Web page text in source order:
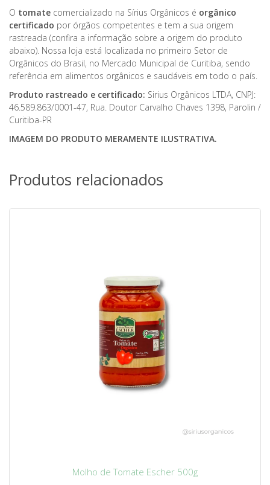
O tomate comercializado na Sírius Orgânicos é orgânico
certificado por órgãos competentes e tem a sua origem
rastreada (confira a informação sobre a origem do produto
abaixo). Nossa loja está localizada no primeiro Setor de
Orgânicos do Brasil, no Mercado Municipal de Curitiba, sendo
referência em alimentos orgânicos e saudáveis em todo o país.
Produto rastreado e certificado: Sirius Orgânicos LTDA, CNPJ:
46.589.863/0001-47, Rua. Doutor Carvalho Chaves 1398, Parolin /
Curitiba-PR
IMAGEM DO PRODUTO MERAMENTE ILUSTRATIVA.
Produtos relacionados
Molho de Tomate Escher 500g